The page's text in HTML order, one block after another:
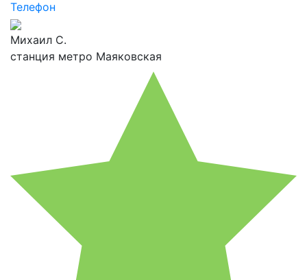
Телефон
Михаил С.
станция метро Маяковская